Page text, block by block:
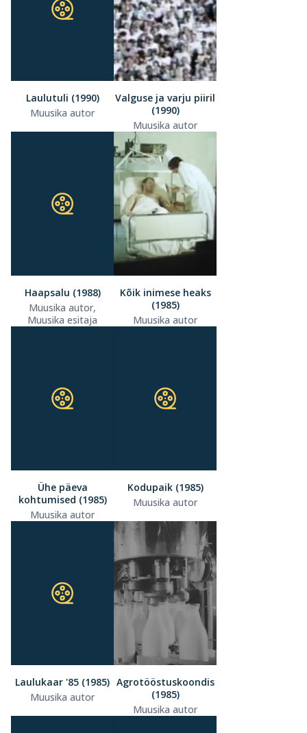
Laulutuli (1990)
Muusika autor
Valguse ja varju piiril
(1990)
Muusika autor
Haapsalu (1988)
Muusika autor,
Muusika esitaja
Kõik inimese heaks
(1985)
Muusika autor
Ühe päeva
kohtumised (1985)
Muusika autor
Kodupaik (1985)
Muusika autor
Laulukaar '85 (1985)
Muusika autor
Agrotööstuskoondis
(1985)
Muusika autor